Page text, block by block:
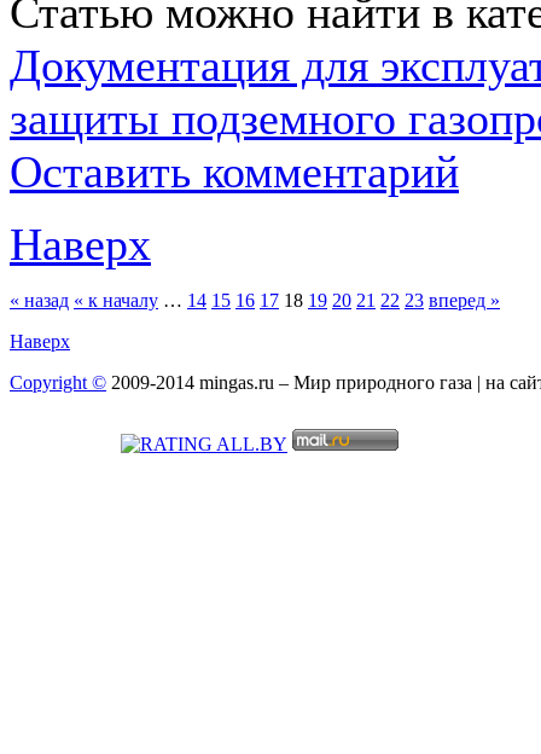
Статью можно найти в
Документация для
защиты подземного
Оставить комментарий
Наверх
« назад « к началу … 14 15 16 17 18 19 20 21 22 23 вперед »
Наверх
Copyright © 2009-2014 mingas.ru – Мир природного газа | на